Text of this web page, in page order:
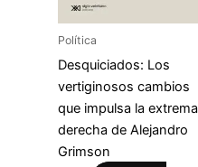
Política
Desquiciados: Los
vertiginosos cambios
que impulsa la extrema
derecha de Alejandro
Grimson